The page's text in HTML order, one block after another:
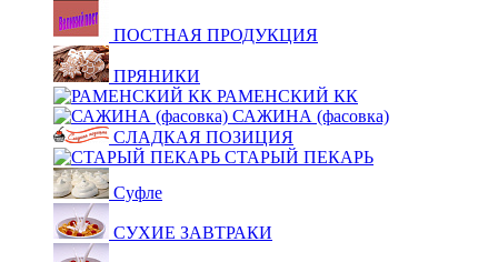
ПОСТНАЯ ПРОДУКЦИЯ
ПРЯНИКИ
РАМЕНСКИЙ КК
САЖИНА (фасовка)
СЛАДКАЯ ПОЗИЦИЯ
СТАРЫЙ ПЕКАРЬ
Суфле
СУХИЕ ЗАВТРАКИ